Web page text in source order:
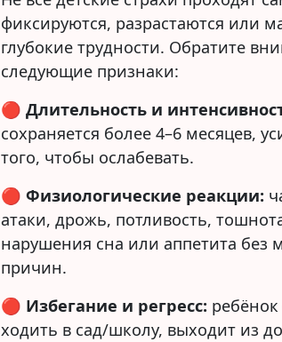
фиксируются, разрастаются или
глубокие трудности. Обратите
следующие признаки:
🔴Длительность и
сохраняется более 4–6 месяцев,
того, чтобы ослабевать.
🔴Физиологические реакции:
атаки, дрожь, потливость,
нарушения сна или аппетита без
причин.
🔴 Избегание и регресс: ребёнок
ходить в сад/школу, выходит из